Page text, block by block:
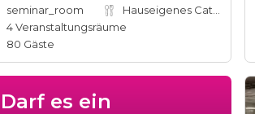
seminar_room
4Veranstaltungsräume
80 Gäste
Darf es ein